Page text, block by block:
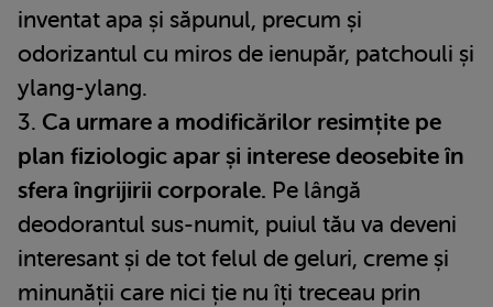
inventat apa și săpunul, precum și
odorizantul cu miros de ienupăr, patchouli și
ylang-ylang.
3. Ca urmare a modificărilor resimțite pe
plan fiziologic apar și interese deosebite în
sfera îngrijirii corporale. Pe lângă
deodorantul sus-numit, puiul tău va deveni
interesant și de tot felul de geluri, creme și
minunății care nici ție nu îți treceau prin